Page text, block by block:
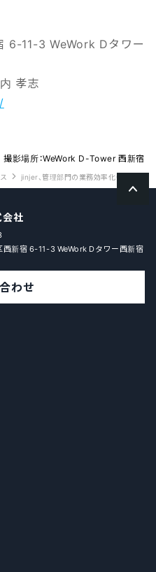
6-11-3 WeWork Dタワー
孝志
jinjer、管理部門の業務効率化・DX推進の
撮影場所：WeWork D-Tower 西新宿
社
西新宿 6-11-3 WeWork Dタワー西新宿
わせ